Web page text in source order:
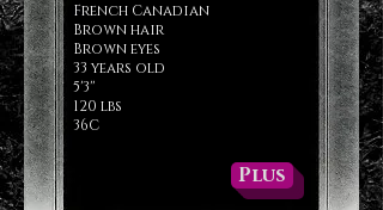
French Canadian
Brown hair
Brown eyes
33 years old
5'3''
120 lbs
36C
Plus